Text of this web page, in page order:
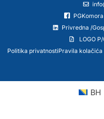
PGKomora
Privredna /
LOGO
Politika privatnostiPravila kolačića
BH